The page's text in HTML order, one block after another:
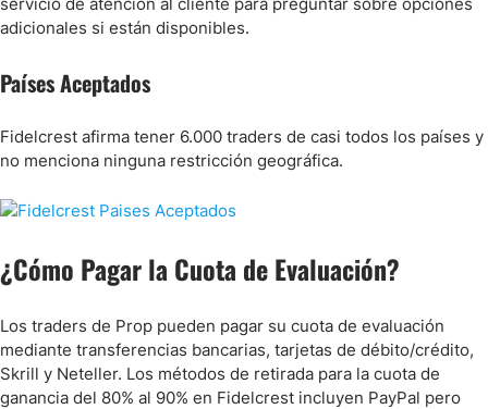
adicionales si están disponibles.
Países Aceptados
Fidelcrest afirma tener 6.000 traders de casi todos los países y
no menciona ninguna restricción geográfica.
¿Cómo Pagar la Cuota de Evaluación?
Los traders de Prop pueden pagar su cuota de evaluación
mediante transferencias bancarias, tarjetas de débito/crédito,
Skrill y Neteller. Los métodos de retirada para la cuota de
ganancia del 80% al 90% en Fidelcrest incluyen PayPal pero